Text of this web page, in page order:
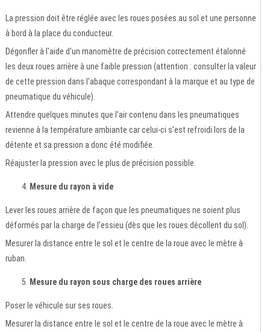
La pression doit être réglée avec les roues posées au sol et une personne
à bord à la place du conducteur.
Dégonfler à l'aide d'un manomètre de précision correctement étalonné
les deux roues arrière à une faible pression (attention : consulter la valeur
de cette pression dans l'abaque correspondant à la marque et au type de
pneumatique du véhicule).
Attendre quelques minutes que l'air contenu dans les pneumatiques
revienne à la température ambiante car celui-ci s'est refroidi lors de la
détente et sa pression a donc été modifiée.
Réajuster la pression avec le plus de précision possible.
Mesure du rayon à vide
Lever les roues arrière de façon que les pneumatiques ne soient plus
déformés par la charge de l'essieu (dès que les roues décollent du sol).
Mesurer la distance entre le sol et le centre de la roue avec le mètre à
ruban.
Mesure du rayon sous charge des roues arrière
Poser le véhicule sur ses roues.
Mesurer la distance entre le sol et le centre de la roue avec le mètre à